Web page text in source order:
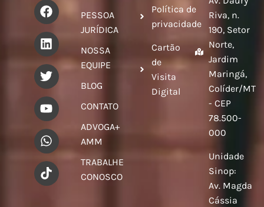
PESSOA
JURÍDICA
NOSSA
EQUIPE
BLOG
CONTATO
ADVOGA+
AMM
TRABALHE
CONOSCO
Política de
privacidade
Cartão
de
Visita
Digital
Riva, n.
190, Setor
Norte,
Jardim
Maringá,
Colíder/MT
- CEP
78.500-
000
Unidade
Sinop:
Av. Magda
Cássia